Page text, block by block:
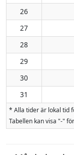
26
27
28
29
30
31
* Alla tider är lokal tid
Tabellen kan visa "-"